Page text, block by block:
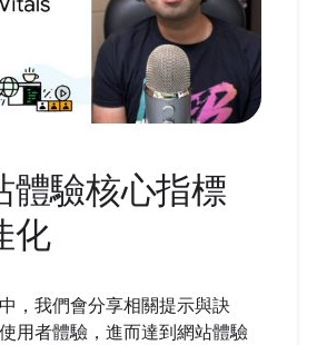
體驗核心指標
化
，我們會分享相關提示與訣
用者體驗，進而達到網站體驗